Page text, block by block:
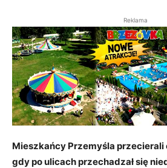
Reklama
Mieszkańcy Przemyśla przecierali
gdy po ulicach przechadzał się